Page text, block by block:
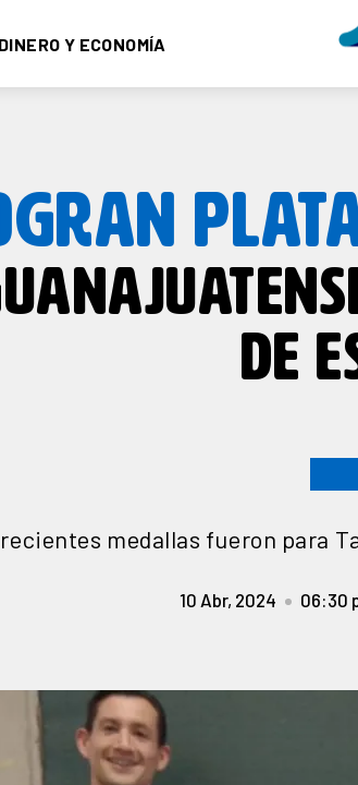
DINERO Y ECONOMÍA
DE
medallas fueron para
10 Abr, 2024 06:30